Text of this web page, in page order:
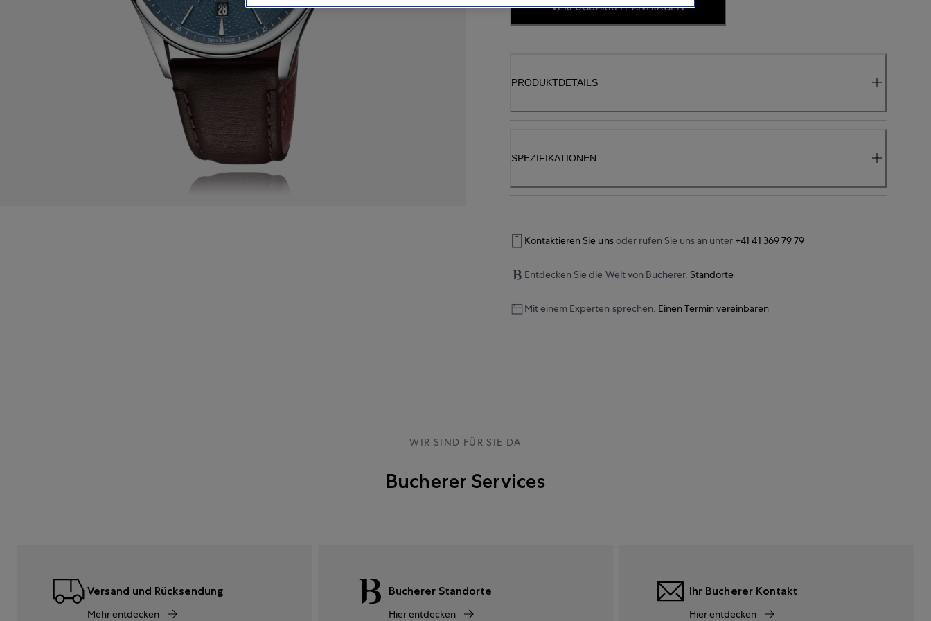
VERFÜGBARKEIT ANFRAGEN
PRODUKTDETAILS
SPEZIFIKATIONEN
Kontaktieren Sie unsoder rufen Sie uns an unter +41 41 369 79 79
Entdecken Sie die Welt von Bucherer. Standorte
Mit einem Experten sprechen. Einen Termin vereinbaren
WIR SIND FÜR SIE DA
Bucherer Services
Versand und Rücksendung
Mehr entdecken
Bucherer Standorte
Hier entdecken
Ihr Bucherer Kontakt
Hier entdecken